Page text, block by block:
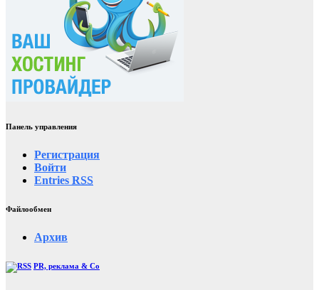
Панель управления
Регистрация
Войти
Entries RSS
Файлообмен
Архив
PR, реклама & Co